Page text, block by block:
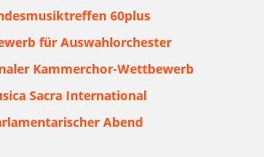
60plus
für Auswahlorchester
Kammerchor-Wettbewerb
Sacra International
Abend